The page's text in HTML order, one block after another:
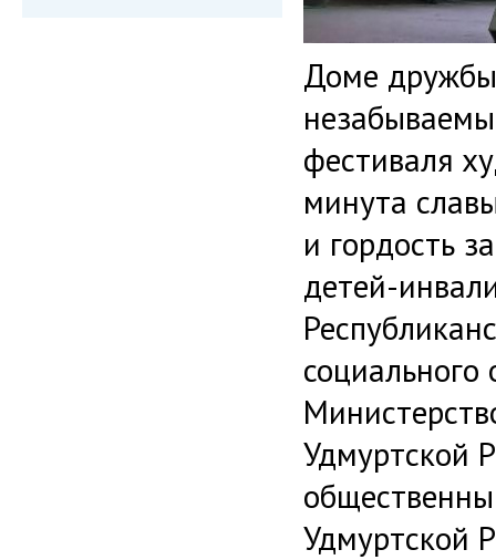
Доме
фестиваля
минута
и гордость
детей-
социального
Удмуртской
Удмуртской